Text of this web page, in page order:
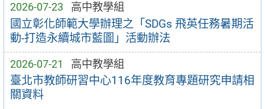
2026-07-23 高中教學組
國立彰化師範大學辦理之「SDGs 飛英任務暑期活
動-打造永續城市藍圖」活動辦法
2026-07-21 高中教學組
臺北市教師研習中心116年度教育專題研究申請相
關資料